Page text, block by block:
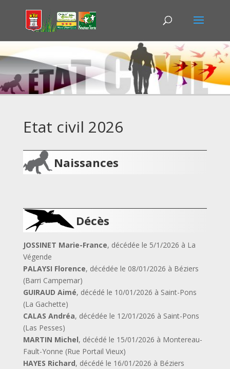
Etat civil 2026
Naissances
Décès
JOSSINET Marie-France, décédée le 5/1/2026 à La
Végende
PALAYSI Florence, décédée le 08/01/2026 à Béziers
(Barri Campemar)
GUIRAUD Aimé, décédé le 10/01/2026 à Saint-Pons
(La Gachette)
CALAS Andréa, décédée le 12/01/2026 à Saint-Pons
(Las Pesses)
MARTIN Michel, décédé le 15/01/2026 à Montereau-
Fault-Yonne (Rue Portail Vieux)
HAYES Richard, décédé le 16/01/2026 à Béziers